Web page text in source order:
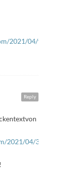
2021/04/freitags-
Reply
2021/04/30/